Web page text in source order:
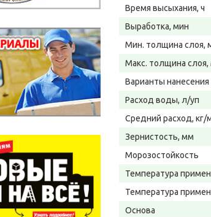
Время высыхания, ч
Выработка, мин
Мин. толщина слоя,
Макс. толщина
Варианты нанесения
Расход воды, л/уп
Средний расход, кг/
Зернистость, мм
Морозостойкость
Температура
Температура
Основа